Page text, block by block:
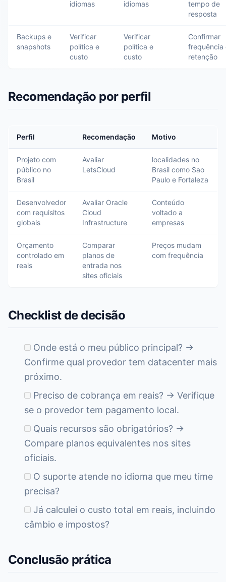
idiomas idiomas
tempo de
resposta
Backups e
snapshots
Verificar
política e
custo
Verificar
política e
custo
Confirmar
frequência
retenção
Recomendação por perfil
Perfil Recomendação Motivo
Projeto com
público no
Brasil
Avaliar
LetsCloud
localidades no
Brasil como Sao
Paulo e Fortaleza
Desenvolvedor
com requisitos
globais
Avaliar Oracle
Cloud
Infrastructure
Conteúdo
voltado a
empresas
Orçamento
controlado em
reais
Comparar
planos de
entrada nos
sites oficiais
Preços mudam
com frequência
Checklist de decisão
Onde está o meu público principal? →
Confirme qual provedor tem datacenter mais
próximo.
Preciso de cobrança em reais? → Verifique
se o provedor tem pagamento local.
Quais recursos são obrigatórios? →
Compare planos equivalentes nos sites
oficiais.
O suporte atende no idioma que meu time
precisa?
Já calculei o custo total em reais, incluindo
câmbio e impostos?
Conclusão prática